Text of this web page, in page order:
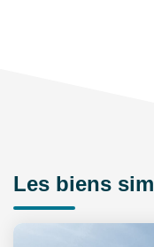
Les biens